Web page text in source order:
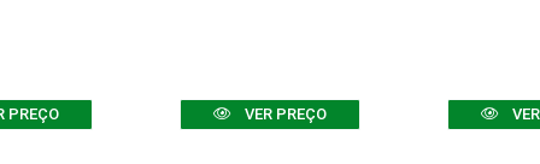
PREÇO VER PREÇO